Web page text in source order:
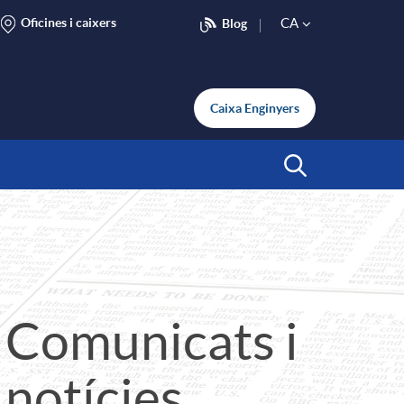
Oficines i caixers Blog
e
e
c
t
CA
Caixa Enginyers
Comunicats i